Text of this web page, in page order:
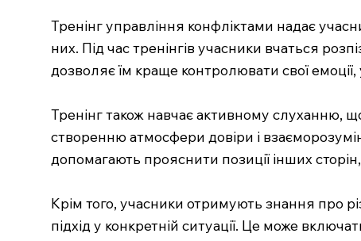
Тренінг управління конфліктами надає
них. Під час тренінгів учасники вчаться
дозволяє їм краще контролювати свої емоції,
Тренінг також навчає активному слуханню,
створенню атмосфери довіри і
допомагають прояснити позиції інших
Крім того, учасники отримують знання про
підхід у конкретній ситуації. Це може